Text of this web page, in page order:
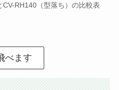
RH140（型落ち）の比較表
べます